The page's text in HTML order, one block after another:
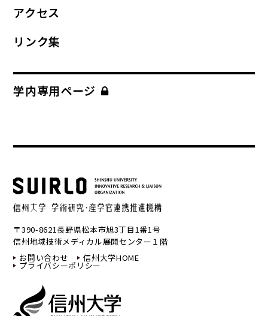
アクセス
リンク集
学内専用ページ
〒390-8621長野県松本市旭3丁目1番1号
信州地域技術メディカル展開センター１階
お問い合わせ
信州大学HOME
プライバシーポリシー